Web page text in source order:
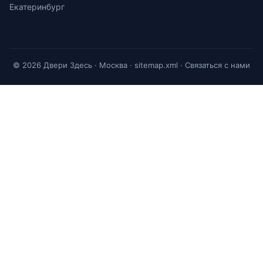
Екатеринбург
© 2026 Двери Здесь · Москва · sitemap.xml · Связаться с нами